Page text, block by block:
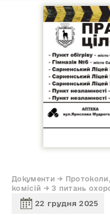
Прес-центр
Документи → Протоколи,
комісій → З питань
22 грудня 2025